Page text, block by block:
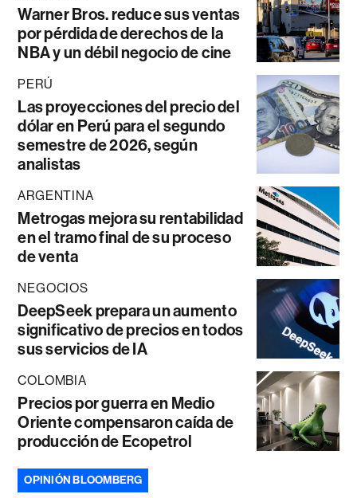
Warner Bros. reduce sus ventas
por pérdida de derechos de la
NBA y un débil negocio de cine
PERÚ
Las proyecciones del precio del
dólar en Perú para el segundo
semestre de 2026, según
analistas
ARGENTINA
Metrogas mejora su rentabilidad
en el tramo final de su proceso
de venta
NEGOCIOS
DeepSeek prepara un aumento
significativo de precios en todos
sus servicios de IA
COLOMBIA
Precios por guerra en Medio
Oriente compensaron caída de
producción de Ecopetrol
OPINIÓN BLOOMBERG